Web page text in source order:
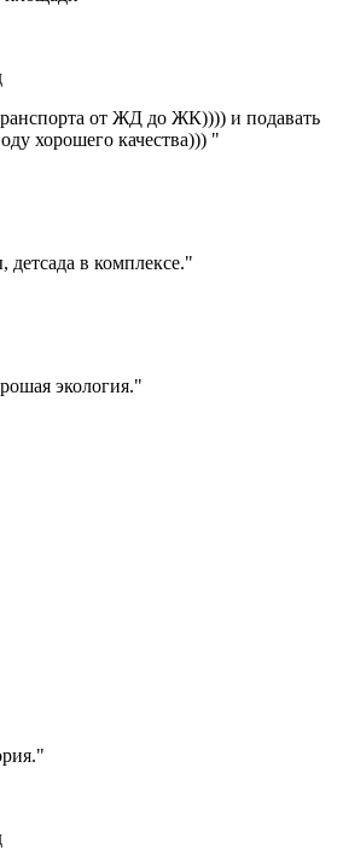
от ЖД до ЖК)))) и подавать
хорошего качества))) "
в комплексе."
экология."